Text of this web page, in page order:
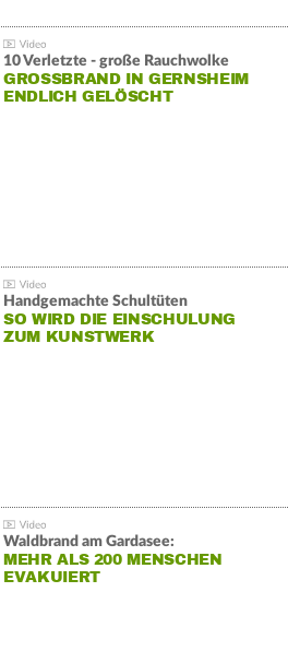
10 Verletzte - große Rauchwolke
GROSSBRAND IN GERNSHEIM E
NDLICH GELÖSCHT
Handgemachte Schultüten
SO WIRD DIE EINSCHULUNG
ZUM KUNSTWERK
Waldbrand am Gardasee:
MEHR ALS 200 MENSCHEN
EVAKUIERT